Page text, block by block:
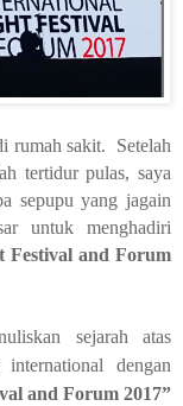
rumah sakit.
Setelah
tertidur pulas, saya
sepupu yang jagain
untuk menghadiri
Festival and Forum
sejarah atas
dengan
and Forum 2017”